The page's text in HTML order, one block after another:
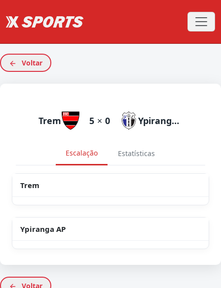
Voltar
Trem 5 × 0 Ypiranga AP
Escalação Estatísticas
Trem
Ypiranga AP
Voltar